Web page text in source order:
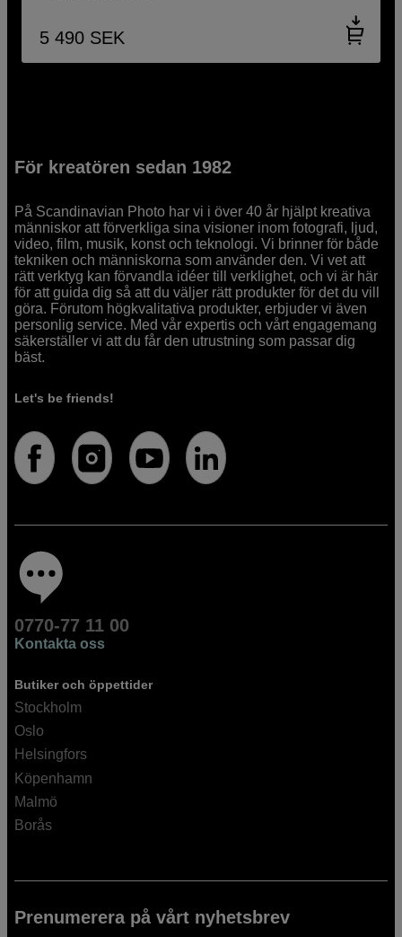
5 490 SEK
För kreatören sedan 1982
På Scandinavian Photo har vi i över 40 år hjälpt kreativa
människor att förverkliga sina visioner inom fotografi, ljud,
video, film, musik, konst och teknologi. Vi brinner för både
tekniken och människorna som använder den. Vi vet att
rätt verktyg kan förvandla idéer till verklighet, och vi är här
för att guida dig så att du väljer rätt produkter för det du vill
göra. Förutom högkvalitativa produkter, erbjuder vi även
personlig service. Med vår expertis och vårt engagemang
säkerställer vi att du får den utrustning som passar dig
bäst.
Let's be friends!
0770-77 11 00
Kontakta oss
Butiker och öppettider
Stockholm
Oslo
Helsingfors
Köpenhamn
Malmö
Borås
Prenumerera på vårt nyhetsbrev